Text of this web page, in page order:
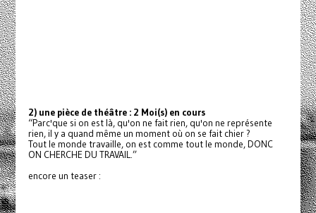
2) une pièce de théâtre : 2 Moi(s) en cours
“Parc'que si on est là, qu'on ne fait rien, qu'on ne représente
rien, il y a quand même un moment où on se fait chier ?
Tout le monde travaille, on est comme tout le monde, DONC
ON CHERCHE DU TRAVAIL.”
encore un teaser :